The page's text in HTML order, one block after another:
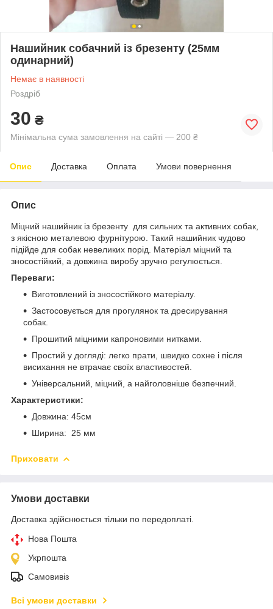
Нашийник собачний із брезенту (25мм
одинарний)
Немає в наявності
Роздріб
30 ₴
Мінімальна сума замовлення на сайті — 200 ₴
Опис Доставка Оплата Умови повернення
Опис
Міцний нашийник із брезенту для сильних та активних собак,
з якісною металевою фурнітурою. Такий нашийник чудово
підійде для собак невеликих порід. Матеріал міцний та
зносостійкий, а довжина виробу зручно регулюється.
Переваги:
Виготовлений із зносостійкого матеріалу.
Застосовується для прогулянок та дресирування
собак.
Прошитий міцними капроновими нитками.
Простий у догляді: легко прати, швидко сохне і після
висихання не втрачає своїх властивостей.
Універсальний, міцний, а найголовніше безпечний.
Характеристики:
Довжина: 45см
Ширина: 25 мм
Приховати
Умови доставки
Доставка здійснюється тільки по передоплаті.
Нова Пошта
Укрпошта
Самовивіз
Всі умови доставки